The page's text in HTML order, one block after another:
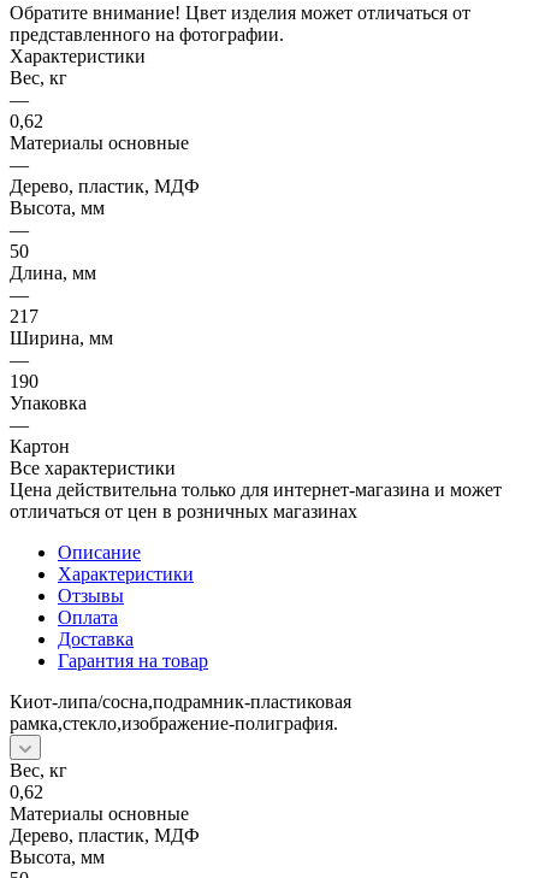
Обратите внимание! Цвет изделия может отличаться от
представленного на фотографии.
Характеристики
Вес, кг
—
0,62
Материалы основные
—
Дерево, пластик, МДФ
Высота, мм
—
50
Длина, мм
—
217
Ширина, мм
—
190
Упаковка
—
Картон
Все характеристики
Цена действительна только для интернет-магазина и может
отличаться от цен в розничных магазинах
Описание
Характеристики
Отзывы
Оплата
Доставка
Гарантия на товар
Киот-липа/сосна,подрамник-пластиковая
рамка,стекло,изображение-полиграфия.
Вес, кг
0,62
Материалы основные
Дерево, пластик, МДФ
Высота, мм